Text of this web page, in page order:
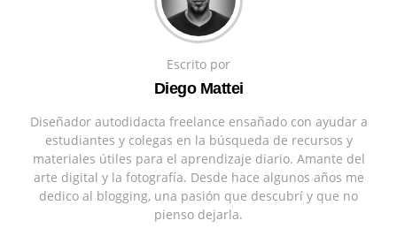
Escrito por
Diego Mattei
Diseñador autodidacta freelance ensañado con ayudar a
estudiantes y colegas en la búsqueda de recursos y
materiales útiles para el aprendizaje diario. Amante del
arte digital y la fotografía. Desde hace algunos años me
dedico al blogging, una pasión que descubrí y que no
pienso dejarla.